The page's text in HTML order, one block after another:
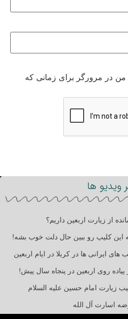
من در مرورگر برای زمانی که
ویدیو ها
از زیارت اربعین داریم؟
این کلیپ رو ببین حال دلت خوب بشه!
ایرانی ها در کربلا در ایام اربعین
روی اربعین در پنجاه سال پیش!
زیارت امام حسین علیه السلام
اسارت آل الله